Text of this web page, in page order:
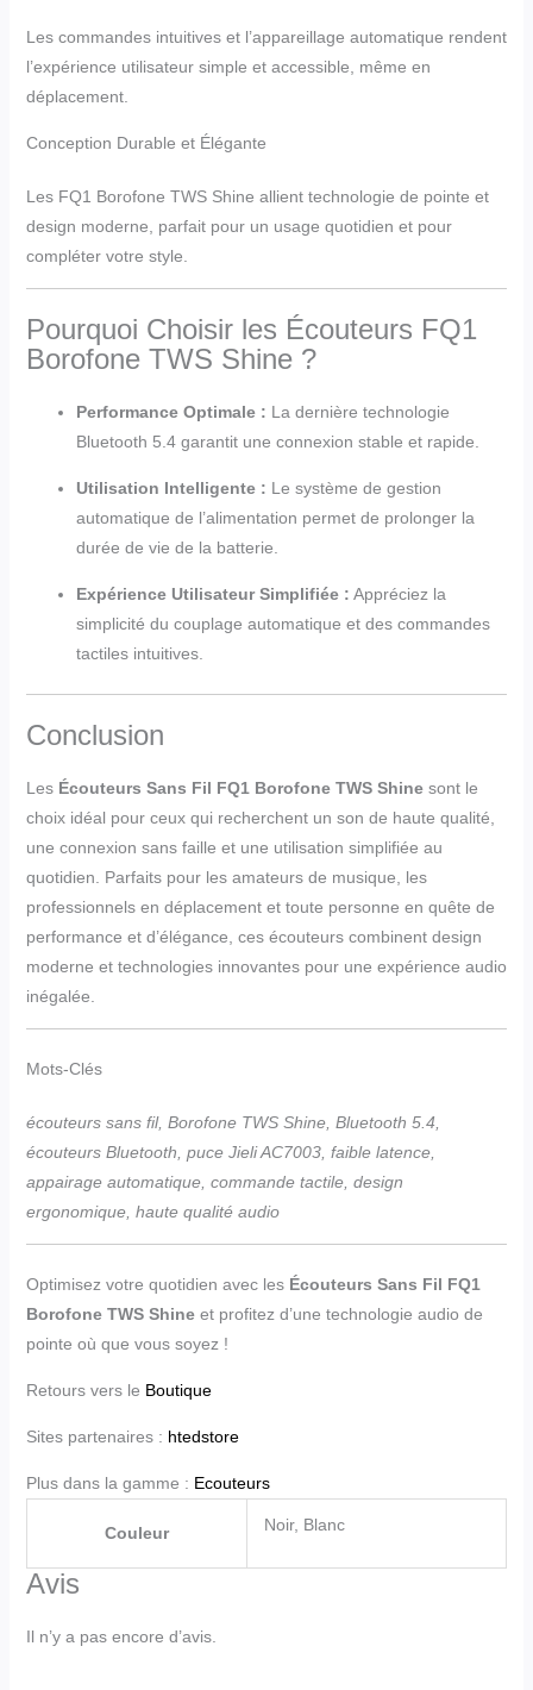
Les commandes intuitives et l’appareillage automatique rendent
l’expérience utilisateur simple et accessible, même en
déplacement.
Conception Durable et Élégante
Les FQ1 Borofone TWS Shine allient technologie de pointe et
design moderne, parfait pour un usage quotidien et pour
compléter votre style.
Pourquoi Choisir les Écouteurs FQ1
Borofone TWS Shine ?
Performance Optimale : La dernière technologie
Bluetooth 5.4 garantit une connexion stable et rapide.
Utilisation Intelligente : Le système de gestion
automatique de l’alimentation permet de prolonger la
durée de vie de la batterie.
Expérience Utilisateur Simplifiée : Appréciez la
simplicité du couplage automatique et des commandes
tactiles intuitives.
Conclusion
Les Écouteurs Sans Fil FQ1 Borofone TWS Shinesont le
choix idéal pour ceux qui recherchent un son de haute qualité,
une connexion sans faille et une utilisation simplifiée au
quotidien. Parfaits pour les amateurs de musique, les
professionnels en déplacement et toute personne en quête de
performance et d’élégance, ces écouteurs combinent design
moderne et technologies innovantes pour une expérience audio
inégalée.
Mots-Clés
écouteurs sans fil, Borofone TWS Shine, Bluetooth 5.4,
écouteurs Bluetooth, puce Jieli AC7003, faible latence,
appairage automatique, commande tactile, design
ergonomique, haute qualité audio
Optimisez votre quotidien avec les Écouteurs Sans Fil FQ1
Borofone TWS Shineet profitez d’une technologie audio de
pointe où que vous soyez !
Retours vers le Boutique
Sites partenaires : htedstore
Plus dans la gamme : Ecouteurs
Couleur Noir, Blanc
Avis
Il n’y a pas encore d’avis.